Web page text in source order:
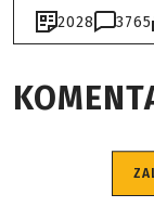
2028 3765